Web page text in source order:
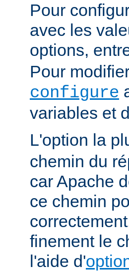
Pour
avec les
options,
Pour
configure
variables et
L'option la
chemin du
car Apache
ce chemin
finement le
l'aide d'